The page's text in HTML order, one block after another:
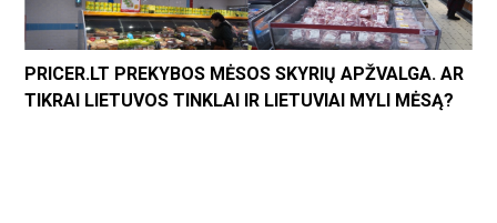
PRICER.LT PREKYBOS MĖSOS SKYRIŲ APŽVALGA. AR
TIKRAI LIETUVOS TINKLAI IR LIETUVIAI MYLI MĖSĄ?